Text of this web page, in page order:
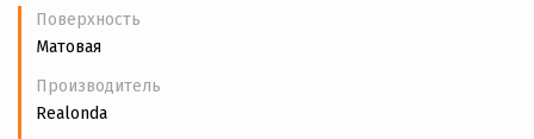
Поверхность
Матовая
Производитель
Realonda